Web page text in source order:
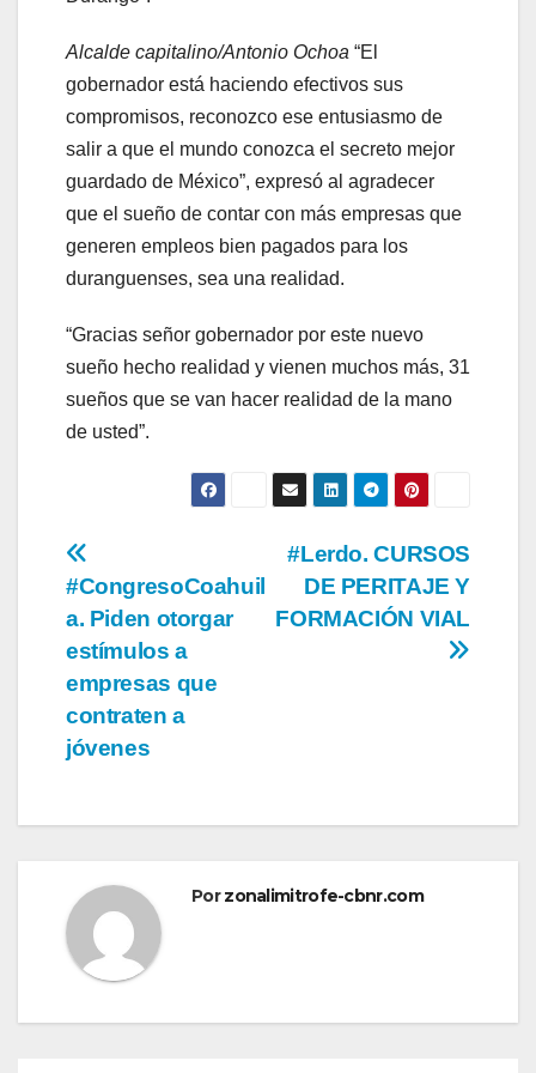
Alcalde capitalino/Antonio Ochoa “El
gobernador está haciendo efectivos sus
compromisos, reconozco ese entusiasmo de
salir a que el mundo conozca el secreto mejor
guardado de México”, expresó al agradecer
que el sueño de contar con más empresas que
generen empleos bien pagados para los
duranguenses, sea una realidad.
“Gracias señor gobernador por este nuevo
sueño hecho realidad y vienen muchos más, 31
sueños que se van hacer realidad de la mano
de usted”.
Navegación
de
entradas
#Lerdo. CURSOS
DE PERITAJE Y
FORMACIÓN VIAL
#CongresoCoahuil
a. Piden otorgar
estímulos a
empresas que
contraten a
jóvenes
Porzonalimitrofe-cbnr.com